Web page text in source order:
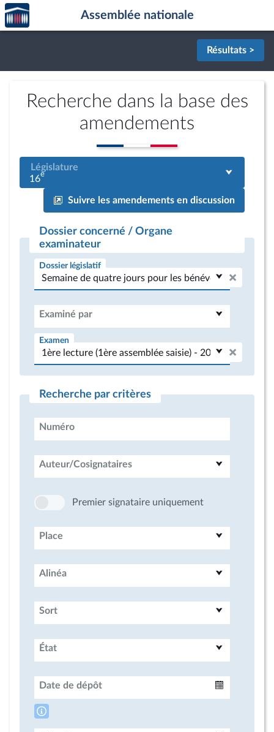
Aller au contenu
Aller en bas de la page
Accèder
à la
page
Assemblée nationale
Résultats >
Recherche dans la base des
amendements
Législature
16e
Suivre les amendements en discussion
Dossier concerné / Organe
examinateur
Dossier législatif
Examiné par
Examen
Recherche par critères
Numéro
Auteur/Cosignataires
Premier signataire uniquement
Place
Alinéa
Sort
État
Date de dépôt